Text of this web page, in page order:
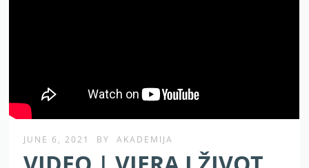
JUNE 6, 2021 BY AKADEMIJA